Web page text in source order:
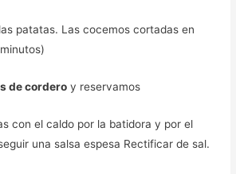
patatas. Las cocemos cortadas en
de cordero y reservamos
con el caldo por la batidora y por el
una salsa espesa Rectificar de sal.